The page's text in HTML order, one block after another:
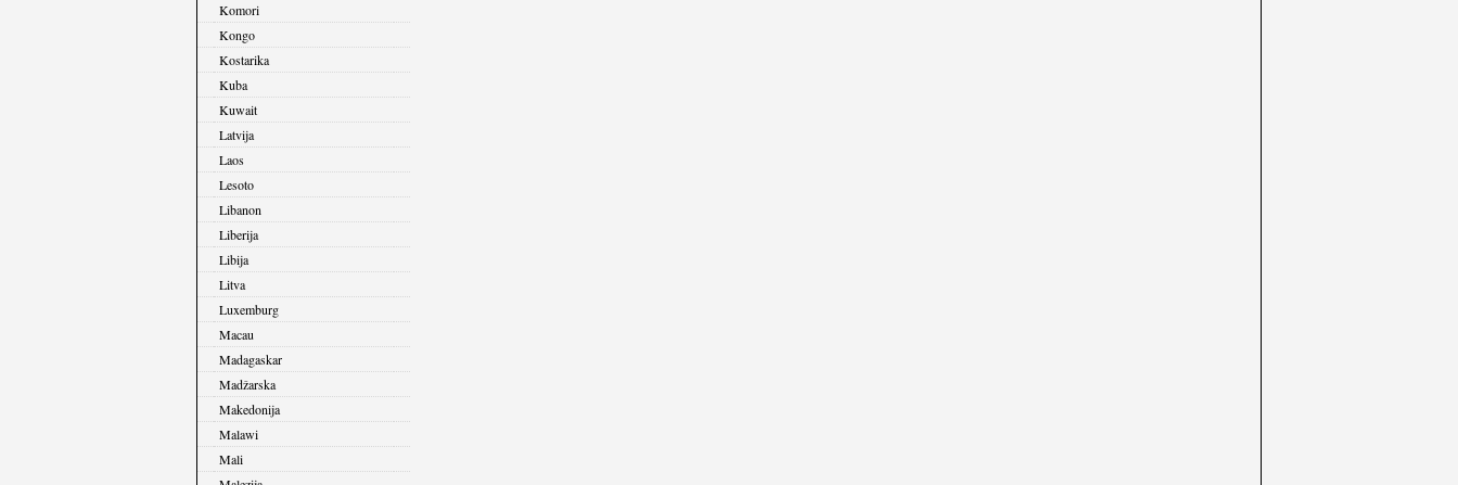
Komori
Kongo
Kostarika
Kuba
Kuwait
Latvija
Laos
Lesoto
Libanon
Liberija
Libija
Litva
Luxemburg
Macau
Madagaskar
Madžarska
Makedonija
Malawi
Mali